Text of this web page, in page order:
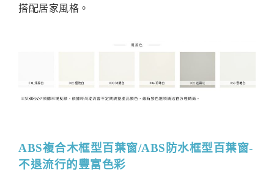
搭配居家風格。
ABS複合木框型百葉窗/ABS防水框型百葉窗-
不退流行的豐富色彩